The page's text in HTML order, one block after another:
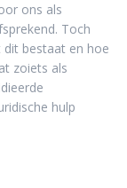
ons als
Toch
bestaat en hoe
zoiets als
hulp